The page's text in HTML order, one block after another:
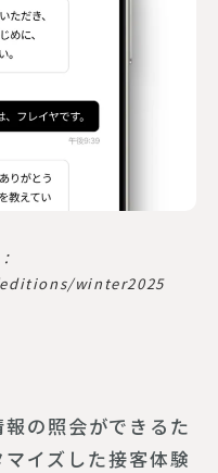
winter2025
の照会ができるた
イズした接客体験